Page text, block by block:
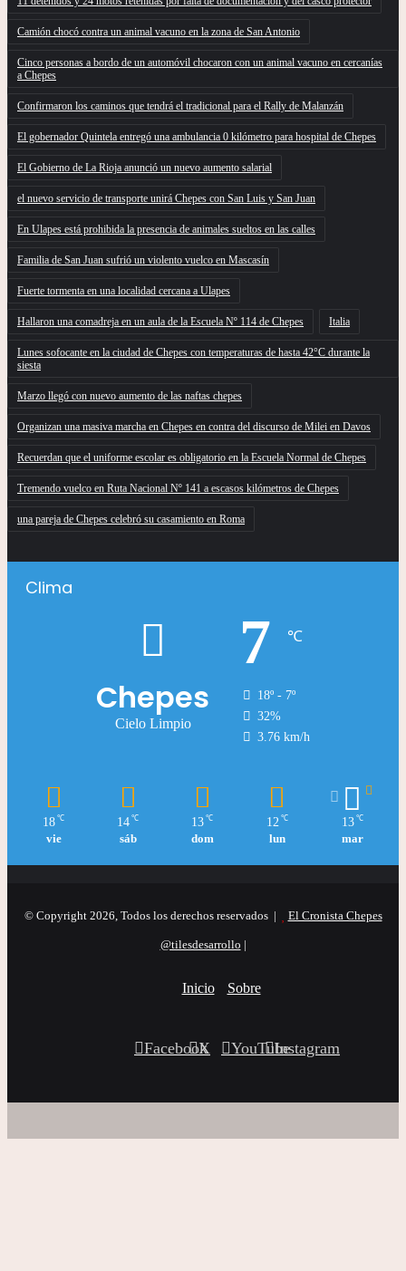
Camión chocó contra un animal vacuno en la zona de San Antonio
Cinco personas a bordo de un automóvil chocaron con un animal vacuno en cercanías
a Chepes
Confirmaron los caminos que tendrá el tradicional para el Rally de Malanzán
El gobernador Quintela entregó una ambulancia 0 kilómetro para hospital de Chepes
El Gobierno de La Rioja anunció un nuevo aumento salarial
el nuevo servicio de transporte unirá Chepes con San Luis y San Juan
En Ulapes está prohibida la presencia de animales sueltos en las calles
Familia de San Juan sufrió un violento vuelco en Mascasín
Fuerte tormenta en una localidad cercana a Ulapes
Hallaron una comadreja en un aula de la Escuela Nº 114 de Chepes Italia
Lunes sofocante en la ciudad de Chepes con temperaturas de hasta 42°C durante la
siesta
Marzo llegó con nuevo aumento de las naftas chepes
Organizan una masiva marcha en Chepes en contra del discurso de Milei en Davos
Recuerdan que el uniforme escolar es obligatorio en la Escuela Normal de Chepes
Tremendo vuelco en Ruta Nacional Nº 141 a escasos kilómetros de Chepes
una pareja de Chepes celebró su casamiento en Roma
Clima
Chepes
Cielo Limpio
7 ℃
18º - 7º
32%
3.76 km/h
18 ℃
vie
14 ℃
sáb
13 ℃
dom
12 ℃
lun
13 ℃
mar
© Copyright 2026, Todos los derechos reservados | El Cronista Chepes
@tilesdesarrollo |
Inicio Sobre
Facebook
X YouTubeInstagram